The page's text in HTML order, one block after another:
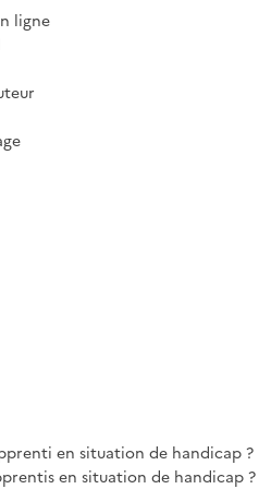
ligne
en situation de handicap ?
en situation de handicap ?